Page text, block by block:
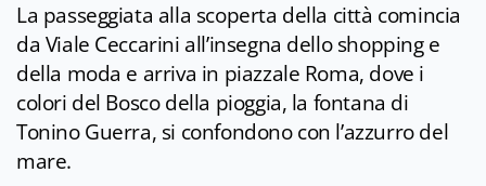
La passeggiata alla scoperta della città comincia
da Viale Ceccarini all’insegna dello shopping e
della moda e arriva in piazzale Roma, dove i
colori del Bosco della pioggia, la fontana di
Tonino Guerra, si confondono con l’azzurro del
mare.